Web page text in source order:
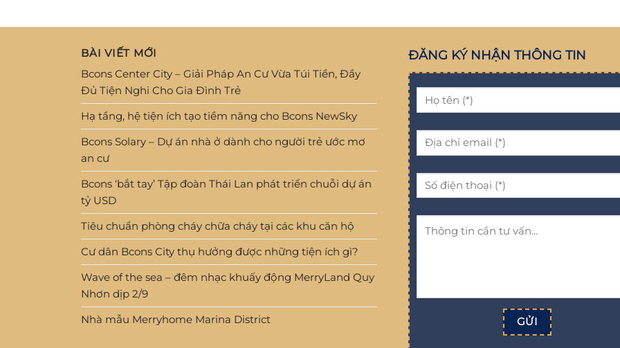
BÀI VIẾT MỚI
Bcons Center City – Giải Pháp An Cư Vừa Túi Tiền, Đầy
Đủ Tiện Nghi Cho Gia Đình Trẻ
Hạ tầng, hệ tiện ích tạo tiềm năng cho Bcons NewSky
Bcons Solary – Dự án nhà ở dành cho người trẻ ước mơ
an cư
Bcons ‘bắt tay’ Tập đoàn Thái Lan phát triển chuỗi dự án
tỷ USD
Tiêu chuẩn phòng cháy chữa cháy tại các khu căn hộ
Cư dân Bcons City thụ hưởng được những tiện ích gì?
Wave of the sea – đêm nhạc khuấy động MerryLand Quy
Nhơn dịp 2/9
Nhà mẫu Merryhome Marina District
ĐĂNG KÝ NHẬN THÔNG TIN